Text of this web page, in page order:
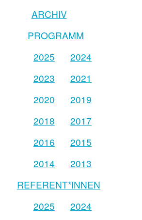
ARCHIV
PROGRAMM
2025
2024
2023
2021
2020
2019
2018
2017
2016
2015
2014
2013
REFERENT*INNEN
2025
2024